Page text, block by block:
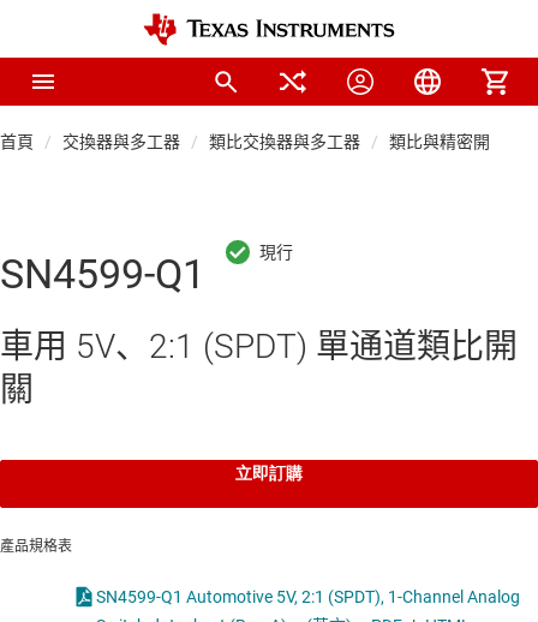
首頁 交換器與多工器 類比交換器與多工器 類比與精密開關與
SN4599-Q1
車用 5V、2:1 (SPDT) 單通道類比開
關
立即訂購
產品規格表
SN4599-Q1 Automotive 5V, 2:1 (SPDT), 1-Channel Analog